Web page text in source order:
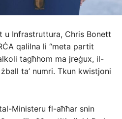
u Infrastruttura, Chris Bonett
qalilna li “meta partit
tagħhom ma jreġux, il-
ta’ numri. Tkun kwistjoni
Ministeru fl-aħħar snin